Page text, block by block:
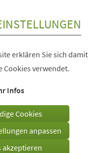
erklären Sie sich damit
Cookies verwendet.
Infos
Cookies
anpassen
akzeptieren